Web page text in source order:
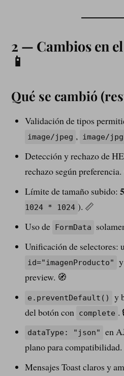
2 — Cambios en
📱
Qué se cambió
Validación de tipos
image/jpeg , image/jpg
Detección y rechazo de
rechazo según
Límite de tamaño subido:
1024 * 1024 ). 📏
Uso de FormData
Unificación de selectores:
id="imagenProducto"
preview. 🧭
e.preventDefault()
y
del botón con
complete .
dataType: "json"
en
plano para compatibilidad.
Mensajes Toast claros y